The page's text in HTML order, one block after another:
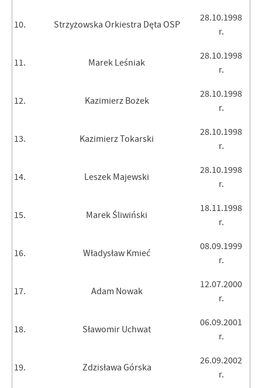
10. Strzyżowska Orkiestra Dęta OSP
28.10.1998
r.
11. Marek Leśniak
28.10.1998
r.
12. Kazimierz Bożek
28.10.1998
r.
13. Kazimierz Tokarski
28.10.1998
r.
14. Leszek Majewski
28.10.1998
r.
15. Marek Śliwiński
18.11.1998
r.
16. Władysław Kmieć
08.09.1999
r.
17. Adam Nowak
12.07.2000
r.
18. Sławomir Uchwat
06.09.2001
r.
19. Zdzisława Górska
26.09.2002
r.